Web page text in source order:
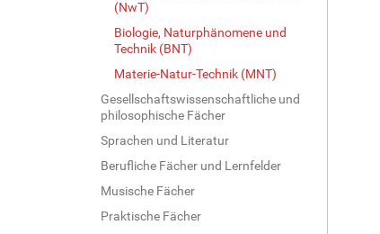
(NwT)
Biologie, Naturphänomene und
Technik (BNT)
Materie-Natur-Technik (MNT)
Gesellschaftswissenschaftliche und
philosophische Fächer
Sprachen und Literatur
Berufliche Fächer und Lernfelder
Musische Fächer
Praktische Fächer